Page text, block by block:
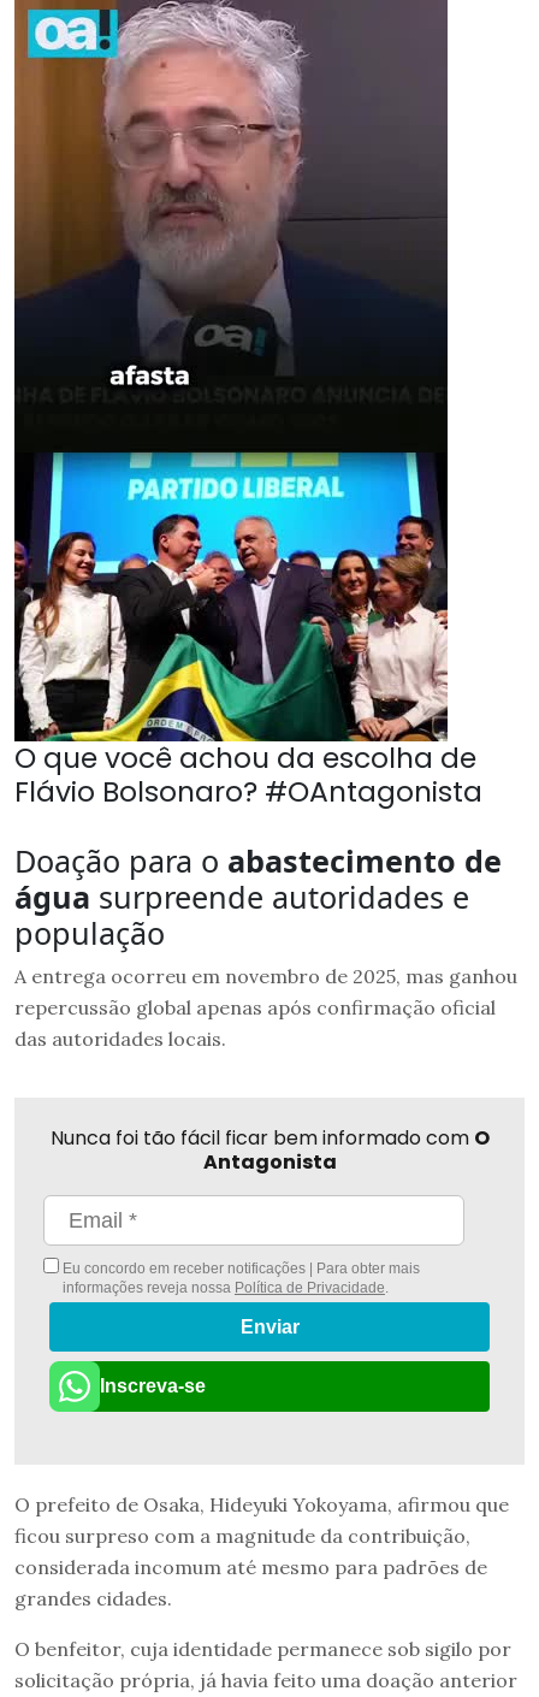
O que você achou da escolha de
Flávio Bolsonaro? #OAntagonista
Doação para o abastecimento de
água surpreende autoridades e
população
A entrega ocorreu em novembro de 2025, mas ganhou
repercussão global apenas após confirmação oficial
das autoridades locais.
Nunca foi tão fácil ficar bem informado com O
Antagonista
Eu concordo em receber notificações | Para obter mais
informações reveja nossa Política de Privacidade.
Enviar
Inscreva-se
O prefeito de Osaka, Hideyuki Yokoyama, afirmou que
ficou surpreso com a magnitude da contribuição,
considerada incomum até mesmo para padrões de
grandes cidades.
O benfeitor, cuja identidade permanece sob sigilo por
solicitação própria, já havia feito uma doação anterior